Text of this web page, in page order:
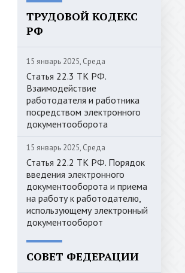
ТРУДОВОЙ КОДЕКС
РФ
15 январь 2025, Среда
Статья 22.3 ТК РФ.
Взаимодействие
работодателя и работника
посредством электронного
документооборота
15 январь 2025, Среда
Статья 22.2 ТК РФ. Порядок
введения электронного
документооборота и приема
на работу к работодателю,
использующему электронный
документооборот
СОВЕТ ФЕДЕРАЦИИ